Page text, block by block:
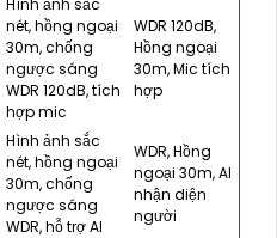
Hình ảnh sắc
nét, hồng ngoại
30m, chống
ngược sáng
WDR 120dB, tích
hợp mic
WDR 120dB,
Hồng ngoại
30m, Mic tích
hợp
Hình ảnh sắc
nét, hồng ngoại
30m, chống
ngược sáng
WDR, hỗ trợ AI
WDR, Hồng
ngoại 30m, AI
nhận diện
người